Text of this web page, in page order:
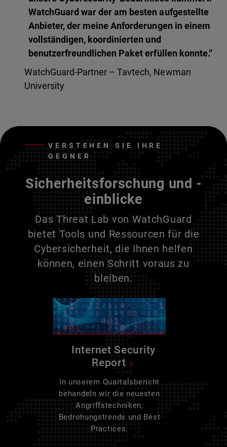
WatchGuard war der am besten aufgestellte
Anbieter, der meine Anforderungen in einem
vollständigen, koordinierten und
benutzerfreundlichen Paket erfüllen konnte.“
WatchGuard-Partner – Tavtech, Newman
University
VERSTEHEN SIE IHRE
GEGNER
Sicherheitsforschung und -
einblicke
Das Threat Lab von WatchGuard
bietet Tools und Ressourcen für die
Cybersicherheit, die Ihnen helfen
können, einen Schritt voraus zu
bleiben.
Internet Security
Report
In unserem Quartalsbericht
behandeln wir die neuesten
Angriffstechniken,
Bedrohungstrends und Best
Practices.